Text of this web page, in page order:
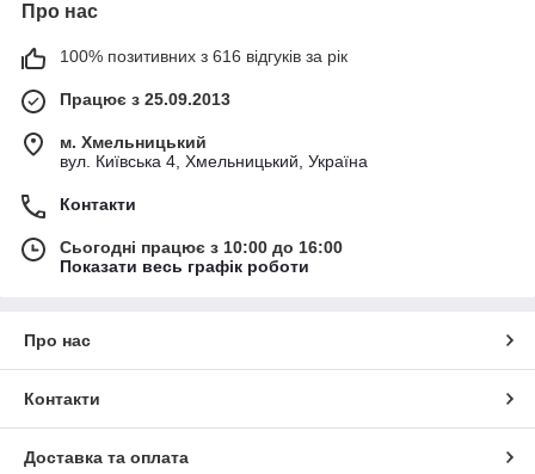
Про нас
100% позитивних з 616 відгуків за рік
Працює з 25.09.2013
м. Хмельницький
вул. Київська 4, Хмельницький, Україна
Контакти
Сьогодні працює з 10:00 до 16:00
Показати весь графік роботи
Про нас
Контакти
Доставка та оплата